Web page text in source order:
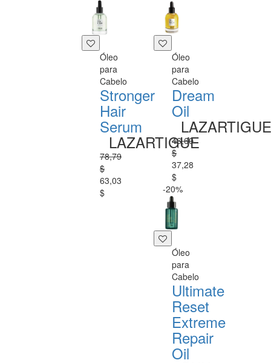
Óleo
para
Cabelo
Stronger
Hair
Serum
LAZARTIGUE
78,79
$
63,03
$
Óleo
para
Cabelo
Dream
Oil
LAZARTIGUE
46,60
$
37,28
$
-20%
Óleo
para
Cabelo
Ultimate
Reset
Extreme
Repair
Oil